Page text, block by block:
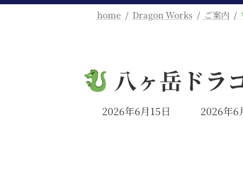
home Dragon Works ご案内
八ヶ岳ドラ
2026年6月15日 2026年6